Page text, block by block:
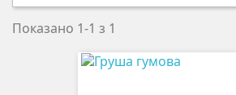
Показано 1-1 з 1